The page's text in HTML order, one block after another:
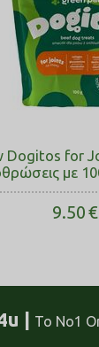
Dogitos for
με
9.50€
| Το No1